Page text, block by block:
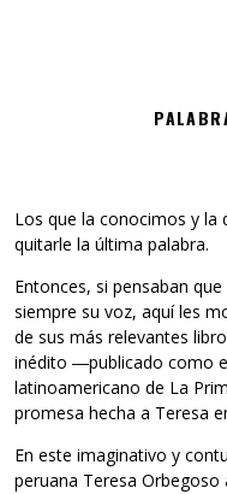
Los que la conocimos y la
quitarle la última palabra.
Entonces, si pensaban
siempre su voz, aquí les
de sus más relevantes
inédito ―publicado como
latinoamericano de La
promesa hecha a Teresa
En este imaginativo y
peruana Teresa